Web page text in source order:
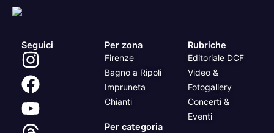
Seguici Per zona
Firenze
Bagno a Ripoli
Impruneta
Chianti
Per categoria
Rubriche
Editoriale DCF
Video &
Fotogallery
Concerti &
Eventi